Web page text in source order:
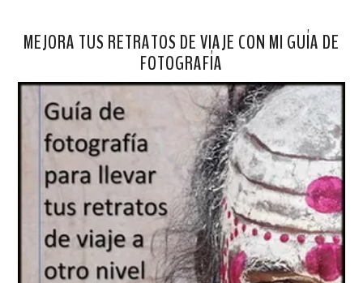
MEJORA TUS RETRATOS DE VIAJE CON MI GUÍA DE
FOTOGRAFÍA